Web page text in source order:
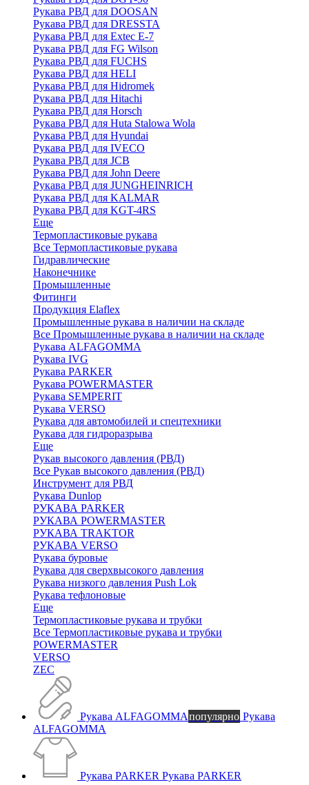
Рукава РВД для DOOSAN
Рукава РВД для DRESSTA
Рукава РВД для Extec E-7
Рукава РВД для FG Wilson
Рукава РВД для FUCHS
Рукава РВД для HELI
Рукава РВД для Hidromek
Рукава РВД для Hitachi
Рукава РВД для Horsch
Рукава РВД для Huta Stalowa Wola
Рукава РВД для Hyundai
Рукава РВД для IVECO
Рукава РВД для JCB
Рукава РВД для John Deere
Рукава РВД для JUNGHEINRICH
Рукава РВД для KALMAR
Рукава РВД для KGT-4RS
Еще
Термопластиковые рукава
Все Термопластиковые рукава
Гидравлические
Наконечнике
Промышленные
Фитинги
Продукция Elaflex
Промышленные рукава в наличии на складе
Все Промышленные рукава в наличии на складе
Рукава ALFAGOMMA
Рукава IVG
Рукава PARKER
Рукава POWERMASTER
Рукава SEMPERIT
Рукава VERSO
Рукава для автомобилей и спецтехники
Рукава для гидроразрыва
Еще
Рукав высокого давления (РВД)
Все Рукав высокого давления (РВД)
Инструмент для РВД
Рукава Dunlop
РУКАВА PARKER
РУКАВА POWERMASTER
РУКАВА TRAKTOR
РУКАВА VERSO
Рукава буровые
Рукава для сверхвысокого давления
Рукава низкого давления Push Lok
Рукава тефлоновые
Еще
Термопластиковые рукава и трубки
Все Термопластиковые рукава и трубки
POWERMASTER
VERSO
ZEC
Рукава ALFAGOMMAпопулярно Рукава
ALFAGOMMA
Рукава PARKER Рукава PARKER